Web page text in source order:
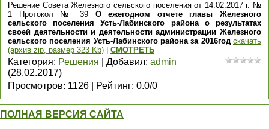
Решение Совета Железного сельского поселения от 14.02.2017 г. №
1 Протокол № 39 О ежегодном отчете главы Железного
сельского поселения Усть-Лабинского района о результатах
своей деятельности и деятельности администрации Железного
сельского поселения Усть-Лабинского района за 2016год скачать
(архив zip, размер 323 Kb)
СМОТРЕТЬ
Категория: Решения Добавил: admin
(28.02.2017)
Просмотров: 1126 Рейтинг: 0.0/0
ПОЛНАЯ ВЕРСИЯ САЙТА